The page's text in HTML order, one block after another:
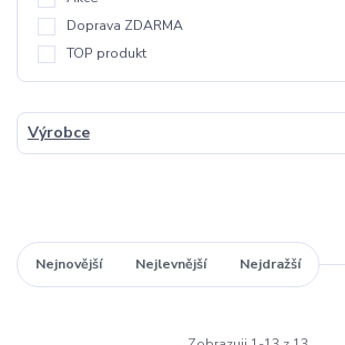
Doprava ZDARMA
TOP produkt
Výrobce
Nejnovější Nejlevnější Nejdražší